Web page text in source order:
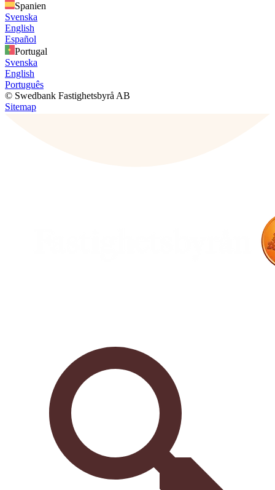
Spanien
Svenska
English
Español
Portugal
Svenska
English
Português
© Swedbank Fastighetsbyrå AB
Sitemap